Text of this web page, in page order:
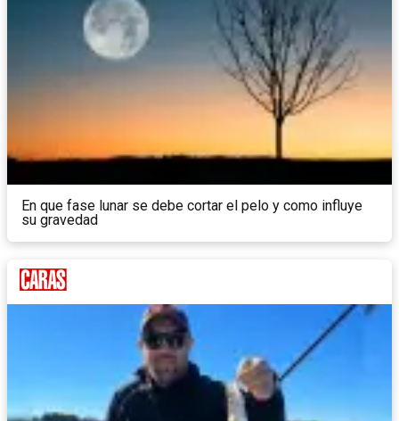
En que fase lunar se debe cortar el pelo y como influye
su gravedad